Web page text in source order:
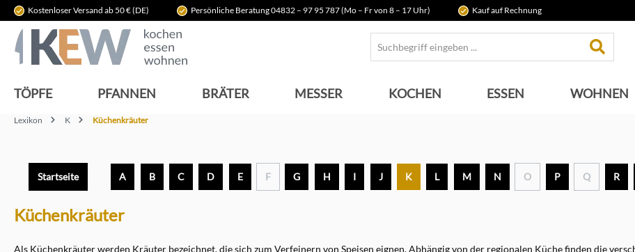
Zur Hauptnavigation springen
Kostenloser Versand ab 50 € (DE) Persönliche Beratung 04832 – 97 95 787 (Mo – Fr von 8 – 17 Uhr) Kauf auf Rechnung
TÖPFE PFANNEN BRÄTER MESSER KOCHEN ESSEN WOHNEN
Lexikon K Küchenkräuter
Startseite A B C D E F G H I J K L M N O P Q R
Küchenkräuter
Als Küchenkräuter werden Kräuter bezeichnet, die sich zum Verfeinern von Speisen eignen. Abhängig von der regionalen Küche finden die